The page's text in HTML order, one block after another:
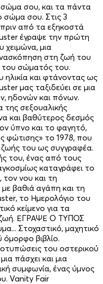
σώμα σου, και τα πάντα
σώμα σου. Στις 3
από τα εξηκοστά
έγραψε την πρώτη
χειμώνα, μια
στη ζωή του
του σώματός του.
ηλικία και φτάνοντας ως
μας ταξιδεύει σε μια
ηδονών και πόνων.
της σεξουαλικής
και βαθύτερος δεσμός
ύπνο και το φαγητό,
φώτισης» το 1978, που
του ως συγγραφέα.
του, ένας από τους
καταγράφει το
νου και τη
βαθιά αγάπη και τη
το Ημερολόγιο του
κείμενο για τα
ζωή. ΕΓΡΑΨΕ Ο ΤΥΠΟΣ
Στοχαστικό, μαχητικό
βιβλίο.
του οστερικού
πάσχει και μια
συμφωνία, ένας ύμνος
Vanity Fair